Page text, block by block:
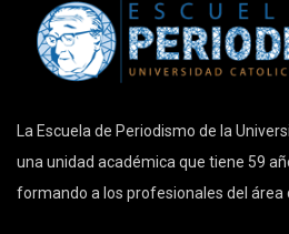
La Escuela de Periodismo de la
una unidad académica que tiene 59
formando a los profesionales del área